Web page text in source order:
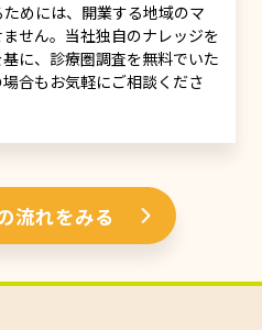
めには、開業する地域のマ
せん。当社独自のナレッジを
に、診療圏調査を無料でいた
合もお気軽にご相談くださ
流れをみる